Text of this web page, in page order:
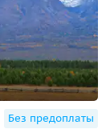
Без предоплаты